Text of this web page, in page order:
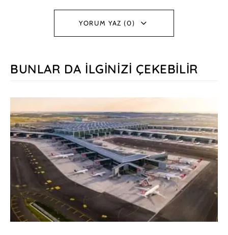
YORUM YAZ (0)
BUNLAR DA İLGINIZI ÇEKEBILIR